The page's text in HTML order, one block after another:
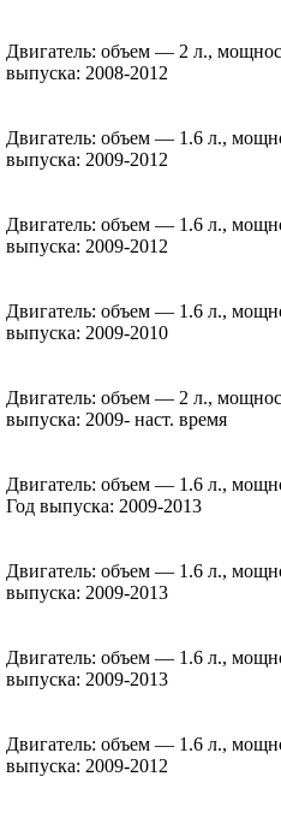
Двигатель: объем — 2 л.,
выпуска: 2008-2012
Двигатель: объем — 1.6 л.,
выпуска: 2009-2012
Двигатель: объем — 1.6 л.,
выпуска: 2009-2012
Двигатель: объем — 1.6 л.,
выпуска: 2009-2010
Двигатель: объем — 2 л.,
выпуска: 2009- наст. время
Двигатель: объем — 1.6 л.,
Год выпуска: 2009-2013
Двигатель: объем — 1.6 л.,
выпуска: 2009-2013
Двигатель: объем — 1.6 л.,
выпуска: 2009-2013
Двигатель: объем — 1.6 л.,
выпуска: 2009-2012